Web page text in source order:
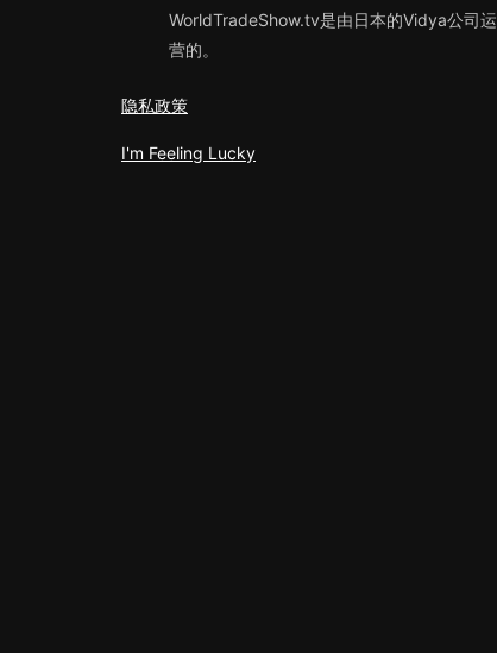
WorldTradeShow.tv是由日本的Vidya公司运
营的。
隐私政策
I'm Feeling Lucky